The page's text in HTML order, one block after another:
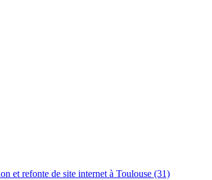
et refonte de site internet à Toulouse (31)